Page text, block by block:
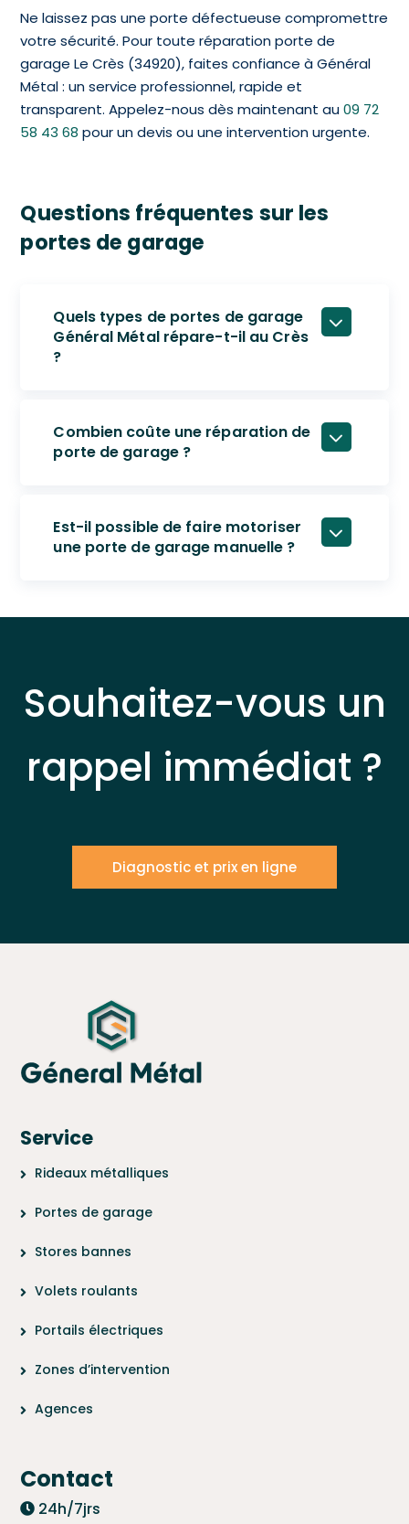
Ne laissez pas une porte défectueuse compromettre
votre sécurité. Pour toute réparation porte de
garage Le Crès (34920), faites confiance à Général
Métal : un service professionnel, rapide et
transparent. Appelez-nous dès maintenant au09 72
58 43 68 pour un devis ou une intervention urgente.
Questions fréquentes sur les
portes de garage
Quels types de portes de garage
Général Métal répare-t-il au Crès
?
Combien coûte une réparation de
porte de garage ?
Est-il possible de faire motoriser
une porte de garage manuelle ?
Souhaitez-vous un
rappel immédiat ?
Diagnostic et prix en ligne
Service
Rideaux métalliques
Portes de garage
Stores bannes
Volets roulants
Portails électriques
Zones d’intervention
Agences
Contact
24h/7jrs